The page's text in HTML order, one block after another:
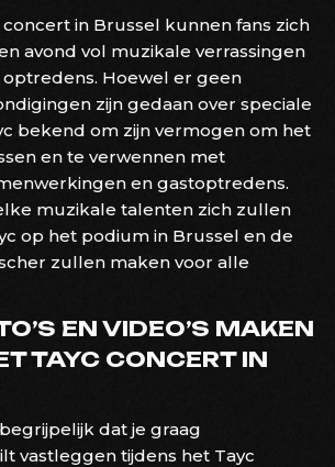
concert in Brussel kunnen fans zich
avond vol muzikale verrassingen
Hoewel er geen
zijn gedaan over speciale
bekend om zijn vermogen om het
en te verwennen met
en gastoptredens.
muzikale talenten zich zullen
op het podium in Brussel en de
zullen maken voor alle
EN VIDEO’S MAKEN
TAYC CONCERT IN
dat je graag
vastleggen tijdens het Tayc